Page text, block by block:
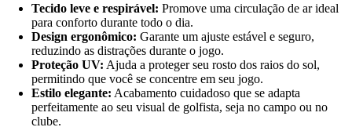
Tecido leve e respirável: Promove uma circulação de ar ideal
para conforto durante todo o dia.
Design ergonômico: Garante um ajuste estável e seguro,
reduzindo as distrações durante o jogo.
Proteção UV: Ajuda a proteger seu rosto dos raios do sol,
permitindo que você se concentre em seu jogo.
Estilo elegante: Acabamento cuidadoso que se adapta
perfeitamente ao seu visual de golfista, seja no campo ou no
clube.